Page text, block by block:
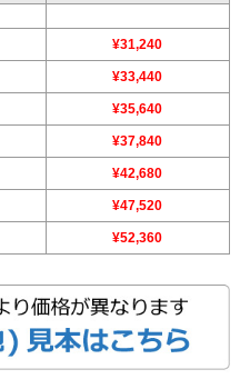
¥31,240
¥33,440
¥35,640
¥37,840
¥42,680
¥47,520
¥52,360